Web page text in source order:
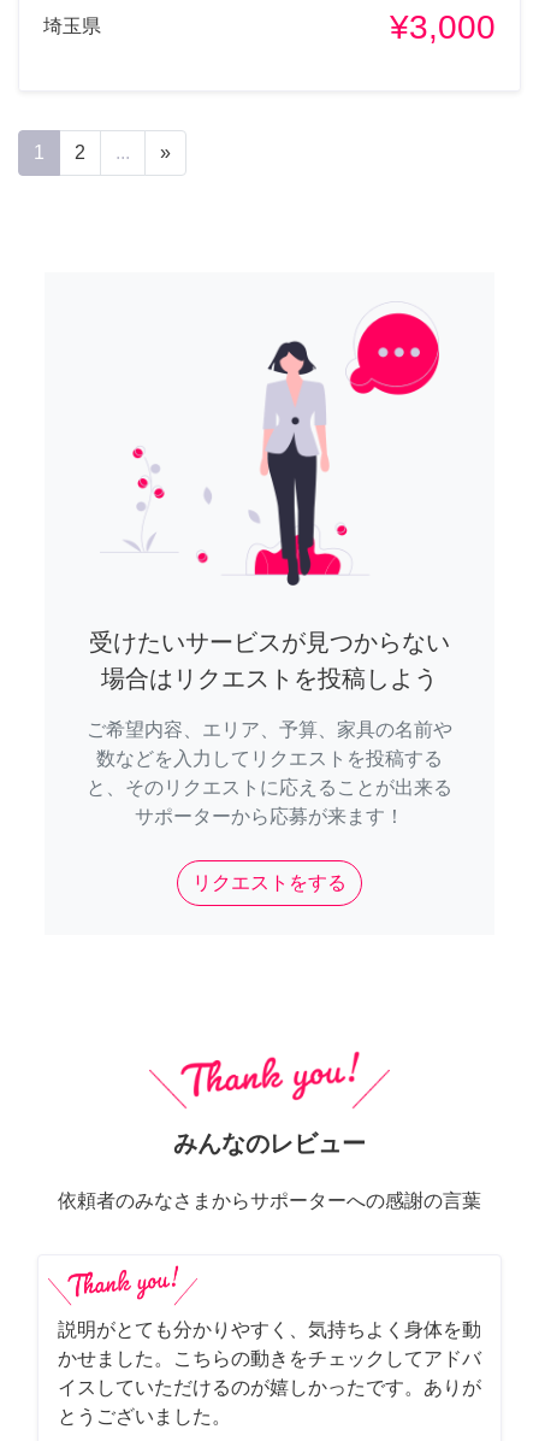
埼玉県 ¥3,000
1 2 ... »
受けたいサービスが見つからない
場合はリクエストを投稿しよう
ご希望内容、エリア、予算、家具の名前や
数などを入力してリクエストを投稿する
と、そのリクエストに応えることが出来る
サポーターから応募が来ます！
リクエストをする
みんなのレビュー
依頼者のみなさまからサポーターへの感謝の言葉
説明がとても分かりやすく、気持ちよく身体を動
かせました。こちらの動きをチェックしてアドバ
イスしていただけるのが嬉しかったです。ありが
とうございました。